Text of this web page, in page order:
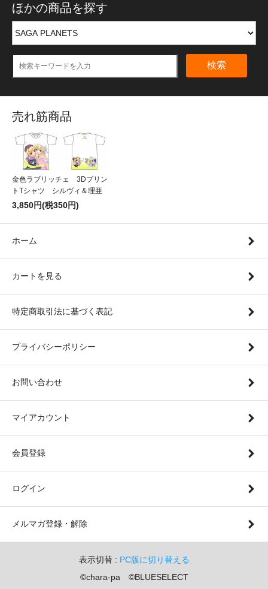
ほかの商品を探す
検索
売れ筋商品
金色ラブリッチェ 3Dプリン
トTシャツ シルヴィ＆理亜
3,850円(税350円)
ホーム
カートを見る
特定商取引法に基づく表記
プライバシーポリシー
お問い合わせ
マイアカウント
会員登録
ログイン
メルマガ登録・解除
表示切替 : PC版に切り替える
©chara-pa ©BLUESELECT